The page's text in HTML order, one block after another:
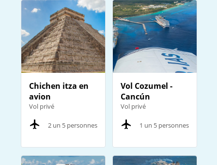
Chichen itza en
avion
Vol privé
2 un 5 personnes
Vol Cozumel -
Cancún
Vol privé
1 un 5 personnes